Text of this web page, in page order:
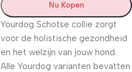
Nu Kopen
Yourdog Schotse collie zorgt
voor de holistische gezondheid
en het welzijn van jouw hond.
Alle Yourdog varianten bevatten